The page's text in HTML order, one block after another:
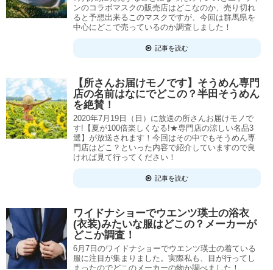
ンのコラボマスクの販売店はどこなのか、売り切れ
ると予想出来るこのマスクですが、今回は群馬県を
中心にどこで売っているのか調査しました！
記事を読む
【所さんお届けモノです】そうめん専門
店の名前はなにでどこの？半田そうめん
を絶賛！
2020年7月19日（日）に放送の所さんお届けモノで
す!【夏が100倍楽しくなる!★専門店の涼しい名品3
選】が放送されます！今回はその中でもそうめん専
門店はどこ？といった内容で紹介していますので良
ければ見て行ってください！
記事を読む
ワイドナショーでウエンツ瑛士の浴衣
(衣装)みたいな服はどこの？メーカーが
どこか調査！
6月7日のワイドナショーでウエンツ瑛士の着ている
服に注目が集まりました。実際私も、目が行ってし
まったのでどこのメーカーの物か調べました！